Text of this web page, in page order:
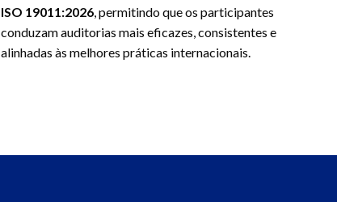
ISO 19011:2026, permitindo que os participantes
conduzam auditorias mais eficazes, consistentes e
alinhadas às melhores práticas internacionais.